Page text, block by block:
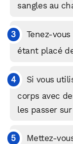
sangles au
Tenez-
étant placé
Si vous
corps avec
les passer sur
Mettez-